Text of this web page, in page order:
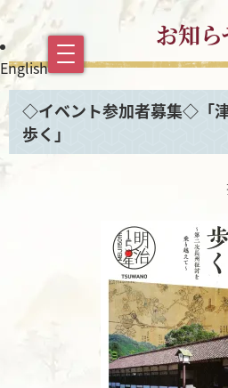
English
お知ら
◇イベント参加者募集◇「
歩く」